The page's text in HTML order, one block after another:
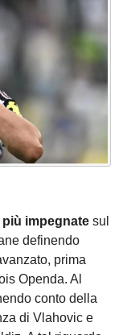
impegnate sul
definendo
prima
Openda. Al
conto della
di Vlahovic e